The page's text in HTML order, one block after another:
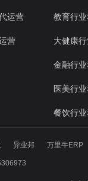
运营
营
教育行
大健康
金融行
医美行
餐饮行
异业邦 万里牛ERP